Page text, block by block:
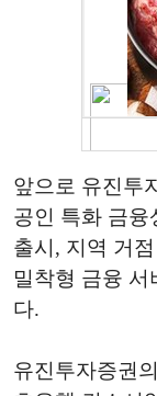
앞으로 유진투
공인 특화 금융
출시, 지역 거
밀착형 금융 서
다.
유진투자증권